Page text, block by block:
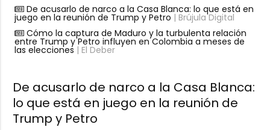
De acusarlo de narco a la Casa Blanca: lo que está en
juego en la reunión de Trump y Petro | Brújula Digital
Cómo la captura de Maduro y la turbulenta relación
entre Trump y Petro influyen en Colombia a meses de
las elecciones | El Deber
De acusarlo de narco a la Casa Blanca:
lo que está en juego en la reunión de
Trump y Petro